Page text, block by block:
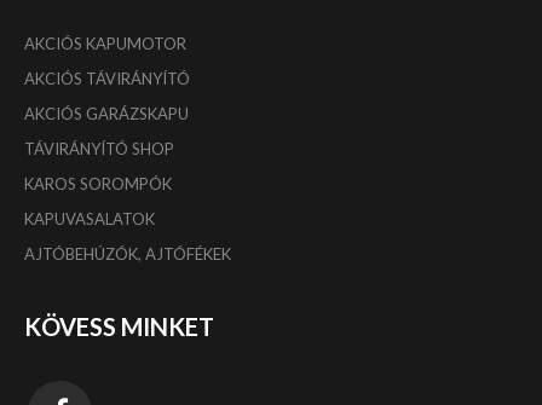
AKCIÓS KAPUMOTOR
AKCIÓS TÁVIRÁNYÍTÓ
AKCIÓS GARÁZSKAPU
TÁVIRÁNYÍTÓ SHOP
KAROS SOROMPÓK
KAPUVASALATOK
AJTÓBEHÚZÓK, AJTÓFÉKEK
KÖVESS MINKET